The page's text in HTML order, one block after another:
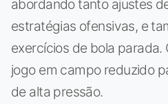
abordando tanto ajustes
estratégias ofensivas, e
exercícios de bola parada.
jogo em campo reduzido
de alta pressão.